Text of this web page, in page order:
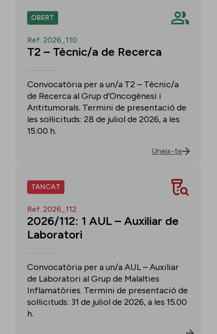
OBERT
Ref. 2026_110
T2 – Tècnic/a de Recerca
Convocatòria per a un/a T2 – Tècnic/a
de Recerca al Grup d’Oncogènesi i
Antitumorals. Termini de presentació de
les sol·licituds: 28 de juliol de 2026, a les
15:00 h.
Uneix-te
TANCAT
Ref. 2026_112
2026/112: 1 AUL – Auxiliar de
Laboratori
Convocatòria per a un/a AUL – Auxiliar
de Laboratori al Grup de Malalties
Inflamatòries. Termini de presentació de
sol·licituds: 31 de juliol de 2026, a les 15.00
h.